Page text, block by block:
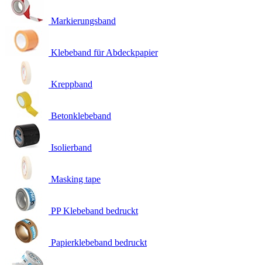
Markierungsband
Klebeband für Abdeckpapier
Kreppband
Betonklebeband
Isolierband
Masking tape
PP Klebeband bedruckt
Papierklebeband bedruckt